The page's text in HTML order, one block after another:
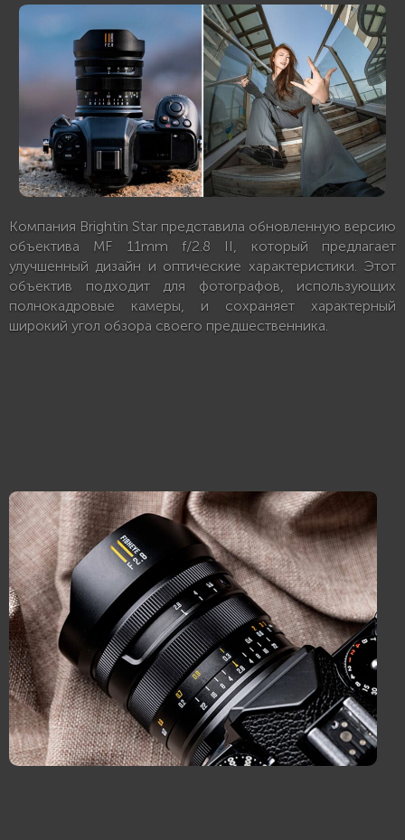
Компания Brightin Star представила обновленную версию
объектива MF 11mm f/2.8 II, который предлагает
улучшенный дизайн и оптические характеристики. Этот
объектив подходит для фотографов, использующих
полнокадровые камеры, и сохраняет характерный
широкий угол обзора своего предшественника.